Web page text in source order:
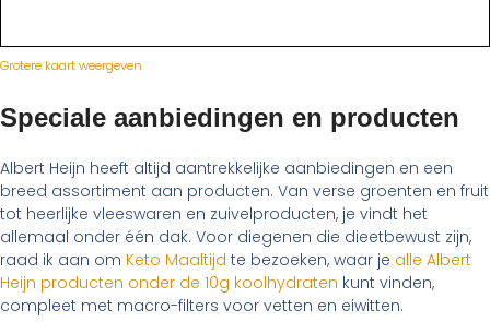
Grotere kaart weergeven
Speciale aanbiedingen en producten
Albert Heijn heeft altijd aantrekkelijke aanbiedingen en een
breed assortiment aan producten. Van verse groenten en fruit
tot heerlijke vleeswaren en zuivelproducten, je vindt het
allemaal onder één dak. Voor diegenen die dieetbewust zijn,
raad ik aan om Keto Maaltijd te bezoeken, waar je alle Albert
Heijn producten onder de 10g koolhydraten kunt vinden,
compleet met macro-filters voor vetten en eiwitten.